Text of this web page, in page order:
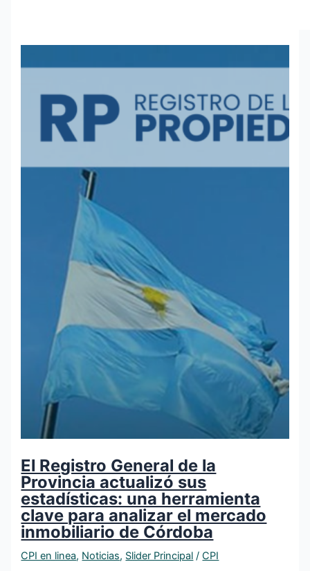
El Registro General de la
Provincia actualizó sus
estadísticas: una herramienta
clave para analizar el mercado
inmobiliario de Córdoba
CPI en linea, Noticias, Slider Principal /CPI